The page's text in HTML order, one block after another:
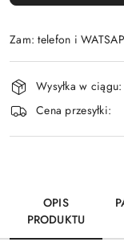
Zam: telefon i
Dostępność
i
dostawa
Wysyłka w ciągu:
Cena przesyłki:
OPIS
PRODUKTU